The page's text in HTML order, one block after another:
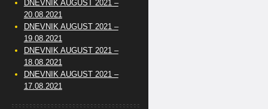
DNEVNIK AUGUST 2021 –
20.08.2021
DNEVNIK AUGUST 2021 –
19.08.2021
DNEVNIK AUGUST 2021 –
18.08.2021
DNEVNIK AUGUST 2021 –
17.08.2021